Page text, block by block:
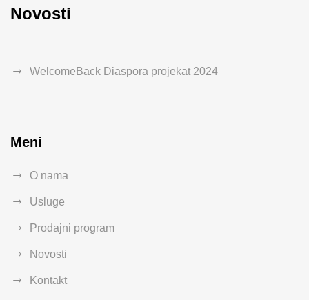
Novosti
WelcomeBack Diaspora projekat 2024
Meni
O nama
Usluge
Prodajni program
Novosti
Kontakt